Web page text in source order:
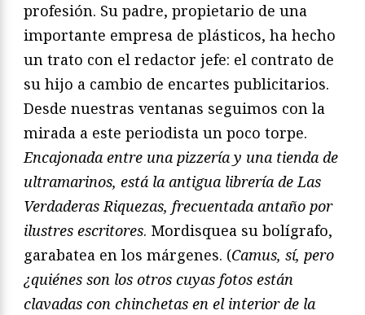
profesión. Su padre, propietario de una
importante empresa de plásticos, ha hecho
un trato con el redactor jefe: el contrato de
su hijo a cambio de encartes publicitarios.
Desde nuestras ventanas seguimos con la
mirada a este periodista un poco torpe.
Encajonada entre una pizzería y una tienda de
ultramarinos, está la antigua librería de Las
Verdaderas Riquezas, frecuentada antaño por
ilustres escritores. Mordisquea su bolígrafo,
garabatea en los márgenes. (Camus, sí, pero
¿quiénes son los otros cuyas fotos están
clavadas con chinchetas en el interior de la